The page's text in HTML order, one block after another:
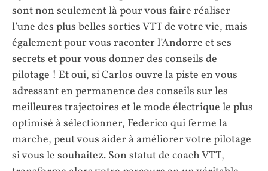
sont non seulement là pour vous faire réaliser
l’une des plus belles sorties VTT de votre vie, mais
également pour vous raconter l’Andorre et ses
secrets et pour vous donner des conseils de
pilotage ! Et oui, si Carlos ouvre la piste en vous
adressant en permanence des conseils sur les
meilleures trajectoires et le mode électrique le plus
optimisé à sélectionner, Federico qui ferme la
marche, peut vous aider à améliorer votre pilotage
si vous le souhaitez. Son statut de coach VTT,